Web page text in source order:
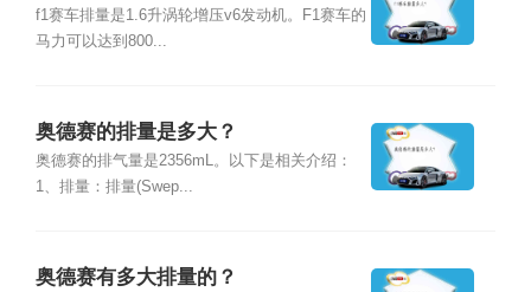
f1赛车排量是1.6升涡轮增压v6发动机。F1赛车的
马力可以达到800...
奥德赛的排量是多大？
奥德赛的排气量是2356mL。以下是相关介绍：
1、排量：排量(Swep...
奥德赛有多大排量的？